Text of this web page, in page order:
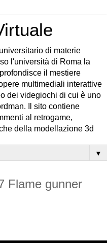
di materie
l'università di Roma la
il mestiere
multimediali interattive
dei videgiochi di cui è uno
Il sito contiene
al retrogame,
della modellazione 3d
▼
Flame gunner